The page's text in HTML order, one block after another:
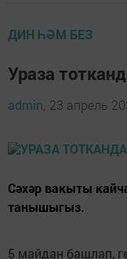
ДИН ҺӘМ БЕЗ
Ураза
admin, 23 апрель
Сәхәр вакыты
танышыгыз.
5 майдан башлап,